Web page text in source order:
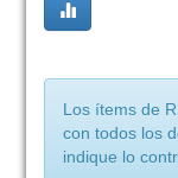
Los ítems de
con todos los
indique lo